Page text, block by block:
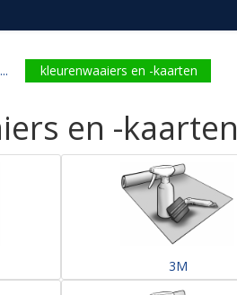
kleurenwaaiers en -kaarten
en -kaarten
3M